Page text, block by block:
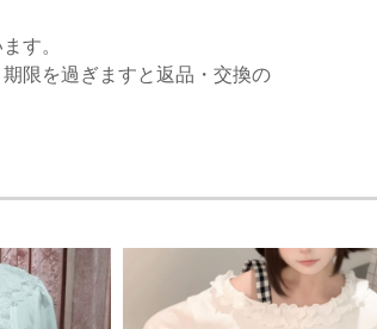
す。
限を過ぎますと返品・交換の